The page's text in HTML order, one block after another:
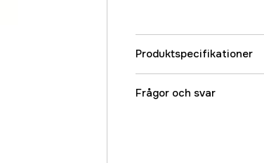
Produktspecifikationer
Referensnummer
Frågor och svar